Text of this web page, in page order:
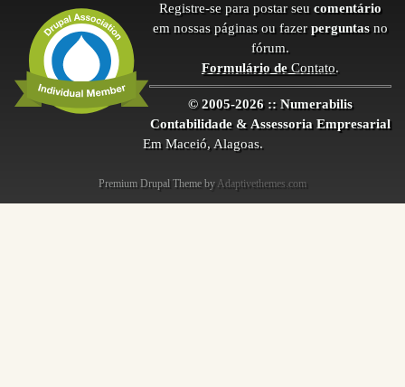
Registre-se para postar seu comentário
em nossas páginas ou fazer perguntasno
fórum.
Formulário deContato.
© 2005-2026 :: Numerabilis
Contabilidade & Assessoria Empresarial
Em Maceió, Alagoas.
Premium Drupal Theme by Adaptivethemes.com